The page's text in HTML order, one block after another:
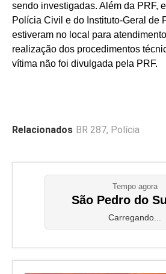
sendo investigadas. Além da PRF,
Polícia Civil e do Instituto-Geral de
estiveram no local para
realização dos procedimentos
vítima não foi divulgada pela PRF.
Relacionados BR 287, Polícia
Tempo agora
São Pedro do
Carregando...